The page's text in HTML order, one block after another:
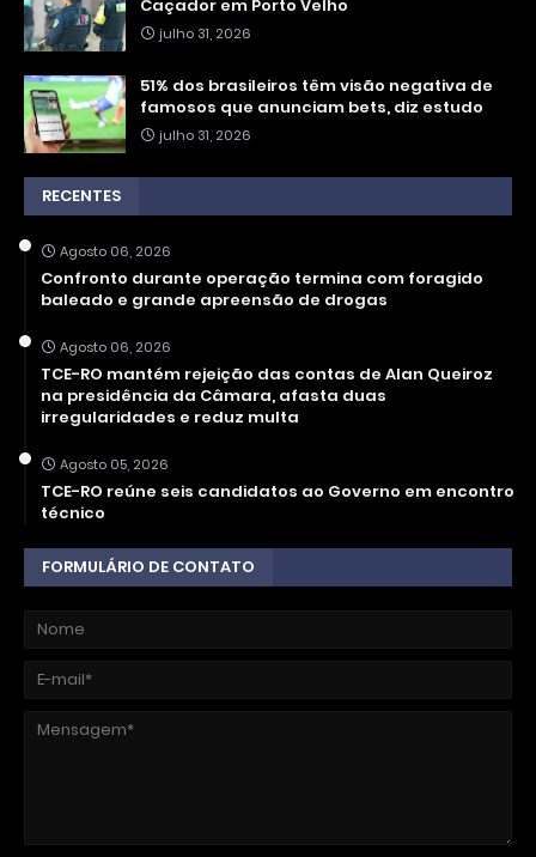
Caçador em Porto Velho
julho 31, 2026
51% dos brasileiros têm visão negativa de
famosos que anunciam bets, diz estudo
julho 31, 2026
RECENTES
Agosto 06, 2026
Confronto durante operação termina com foragido
baleado e grande apreensão de drogas
Agosto 06, 2026
TCE-RO mantém rejeição das contas de Alan Queiroz
na presidência da Câmara, afasta duas
irregularidades e reduz multa
Agosto 05, 2026
TCE-RO reúne seis candidatos ao Governo em encontro
técnico
FORMULÁRIO DE CONTATO